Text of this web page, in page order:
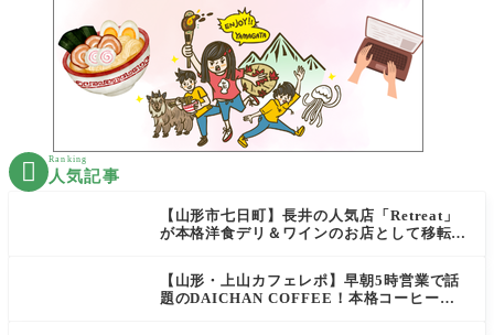
 Ranking
人気記事
【山形市七日町】長井の人気店「Retreat」
が本格洋食デリ＆ワインのお店として移転オ
【山形・上山カフェレポ】早朝5時営業で話
題のDAICHAN COFFEE！本格コーヒーを